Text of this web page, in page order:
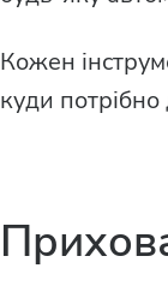
Кожен
куди